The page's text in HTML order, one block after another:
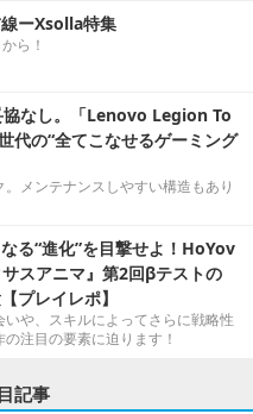
ーXsolla特集
ら！
なし。「Lenovo Legion To
の“全てこなせるゲーミング
メンテナンスしやすい構造もあり
る“進化”を目撃せよ！HoYov
スアニマ』第2回βテストの
プレイレポ】
や、スキルによってさらに戦略性
注目の要素に迫ります！
記事